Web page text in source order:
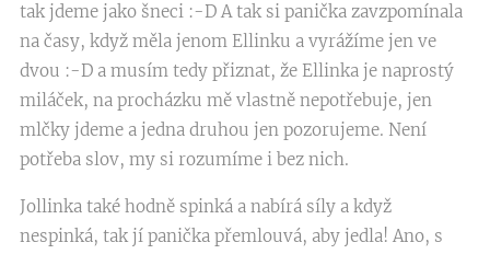
tak jdeme jako šneci :-D A tak si panička zavzpomínala
na časy, když měla jenom Ellinku a vyrážíme jen ve
dvou :-D a musím tedy přiznat, že Ellinka je naprostý
miláček, na procházku mě vlastně nepotřebuje, jen
mlčky jdeme a jedna druhou jen pozorujeme. Není
potřeba slov, my si rozumíme i bez nich.
Jollinka také hodně spinká a nabírá síly a když
nespinká, tak jí panička přemlouvá, aby jedla! Ano, s